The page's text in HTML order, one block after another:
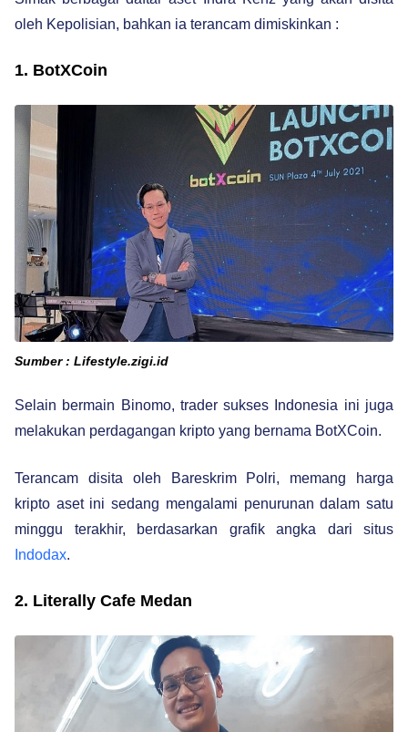
oleh Kepolisian, bahkan ia terancam dimiskinkan :
1. BotXCoin
Sumber : Lifestyle.zigi.id
Selain bermain Binomo, trader sukses Indonesia ini juga
melakukan perdagangan kripto yang bernama BotXCoin.
Terancam disita oleh Bareskrim Polri, memang harga
kripto aset ini sedang mengalami penurunan dalam satu
minggu terakhir, berdasarkan grafik angka dari situs
Indodax.
2. Literally Cafe Medan